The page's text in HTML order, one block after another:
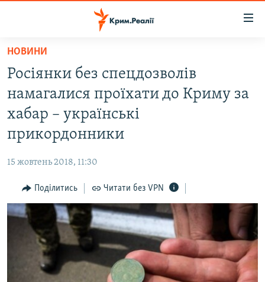
Перейти
основного
матеріалу
Перейти
до
основної
Перейти
пошуку
ВІДЕО ТА ФОТО
ІНТЕРВ'Ю
ВСЕ ЗА ДЕНЬ
СПЕЦПРОЕКТИ
ДЕПОРТАЦІЯ
ВІДЕОУРОКИ «ELIFBE»
ЯК ОБІЙТИ БЛОКУВАННЯ
НОВИНИ
Росіянки без спецдозволів
намагалися проїхати до Криму за
хабар – українські
прикордонники
15 жовтень 2018, 11:30
Поділитись Читати без VPN